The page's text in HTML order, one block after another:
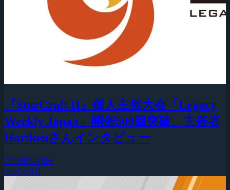
『StarCraft II』個人主催大会「Legacy
Weekly Japan」開催500回突破、主催者
Horikenさんインタビュー
2026年8月5日
StarCraft II